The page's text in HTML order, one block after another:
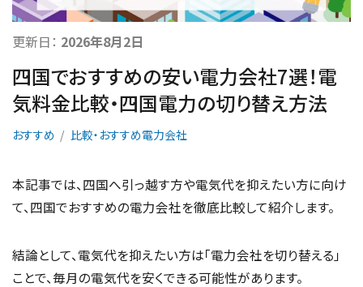
更新日： 2026年8月2日
四国でおすすめの安い電力会社7選！電
気料金比較・四国電力の切り替え方法
おすすめ 比較・おすすめ電力会社
本記事では、四国へ引っ越す方や電気代を抑えたい方に向け
て、四国でおすすめの電力会社を徹底比較して紹介します。
結論として、電気代を抑えたい方は「電力会社を切り替える」
ことで、毎月の電気代を安くできる可能性があります。